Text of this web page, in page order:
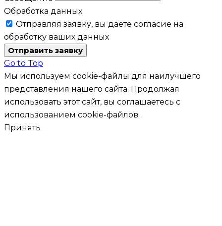
Обработка данных
Отправляя заявку, вы даете согласие на
обработку ваших данных
Отправить заявку
Go to Top
Мы используем cookie-файлы для наилучшего
представления нашего сайта. Продолжая
использовать этот сайт, вы соглашаетесь с
использованием cookie-файлов.
Принять